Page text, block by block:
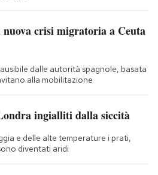
crisi migratoria a Ceuta
dalle autorità spagnole, basata
alla mobilitazione
ingialliti dalla siccità
e delle alte temperature i prati,
diventati aridi